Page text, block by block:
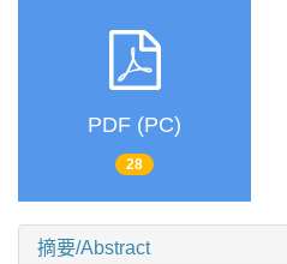
PDF (PC)
28
摘要/Abstract